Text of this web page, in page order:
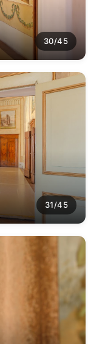
30/45
31/45